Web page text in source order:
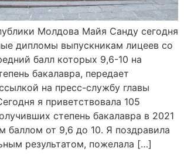
Молдова Майя Санду сегодня
дипломы выпускникам лицеев со
балл которых 9,6-10 на
бакалавра, передает
на пресс-службу главы
я приветствовала 105
степень бакалавра в 2021
баллом от 9,6 до 10. Я поздравила
результатом, пожелала […]